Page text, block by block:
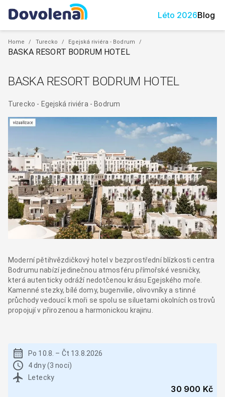
Léto 2026Blog
Home / Turecko / Egejská riviéra - Bodrum /
BASKA RESORT BODRUM HOTEL
BASKA RESORT BODRUM HOTEL
Turecko - Egejská riviéra - Bodrum
Moderní pětihvězdičkový hotel v bezprostřední blízkosti centra
Bodrumu nabízí jedinečnou atmosféru přímořské vesničky,
která autenticky odráží nedotčenou krásu Egejského moře.
Kamenné stezky, bílé domy, bugenvilie, olivovníky a stinné
průchody vedoucí k moři se spolu se siluetami okolních ostrovů
propojují v přirozenou a harmonickou krajinu.
Po 10.8. – Čt 13.8.2026
4 dny (3 noci)
Letecky
30 900 Kč